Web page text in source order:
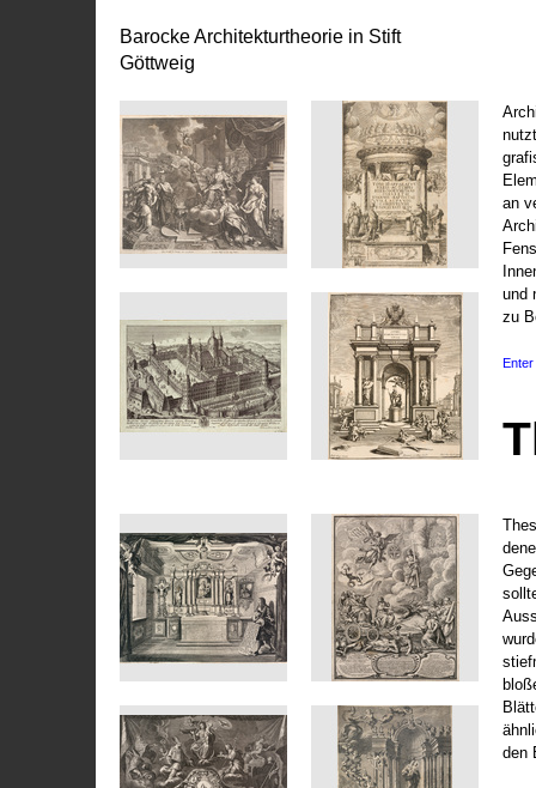
Barocke Architekturtheorie in Stift
Göttweig
an
und
zu
Enter
den